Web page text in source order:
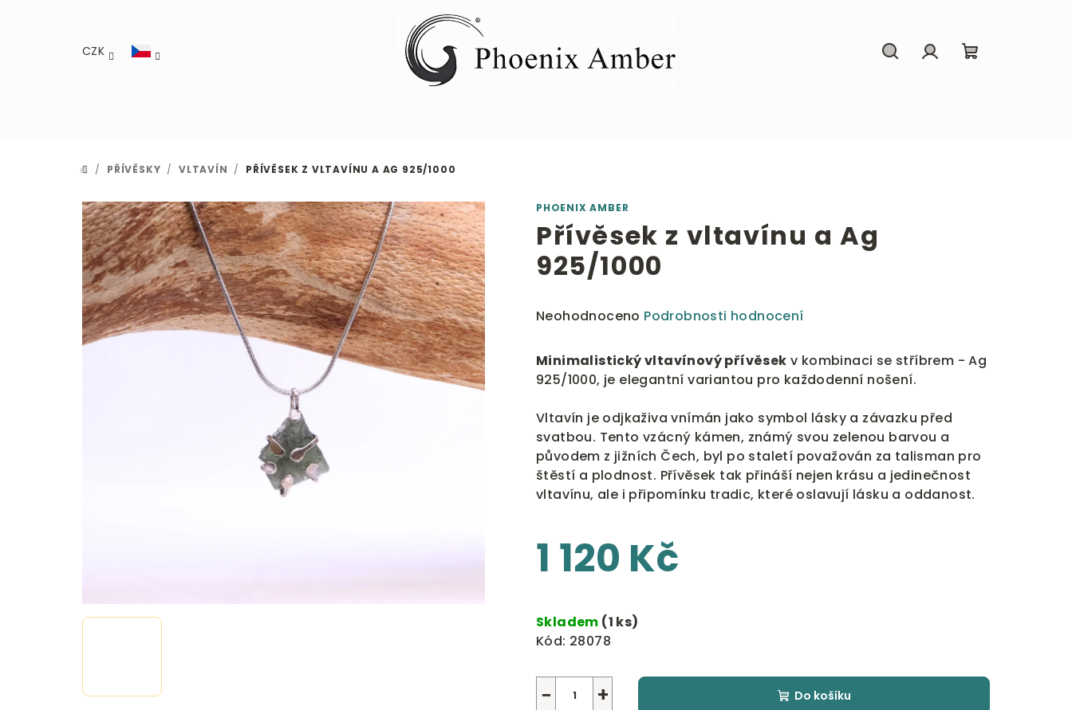
CZK
DOMŮ
/ PŘÍVĚSKY / VLTAVÍN / PŘÍVĚSEK Z VLTAVÍNU A AG 925/1000
PHOENIX AMBER
Přívěsek z vltavínu a Ag
925/1000
Průměrné
produktu
je
z
5
hvězdiček.
Neohodnoceno Podrobnosti hodnocení
Minimalistický vltavínový přívěsek v kombinaci se stříbrem - Ag
925/1000, je elegantní variantou pro každodenní nošení.
Vltavín je odjkaživa vnímán jako symbol lásky a závazku před
svatbou. Tento vzácný kámen, známý svou zelenou barvou a
původem z jižních Čech, byl po staletí považován za talisman pro
štěstí a plodnost. Přívěsek tak přináší nejen krásu a jedinečnost
vltavínu, ale i připomínku tradic, které oslavují lásku a oddanost.
1 120 Kč
cena:
Skladem (1 ks)
Kód: 28078
+
− Do košíku